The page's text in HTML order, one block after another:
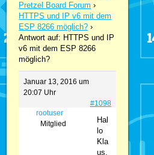
Pretzel Board Forum ›
HTTPS und IP v6 mit dem
ESP 8266 möglich? ›
Antwort auf: HTTPS und IP
v6 mit dem ESP 8266
möglich?
Januar 13, 2016 um
20:07 Uhr
#1098
rootuser
Mitglied
Hal
lo
Kla
us,